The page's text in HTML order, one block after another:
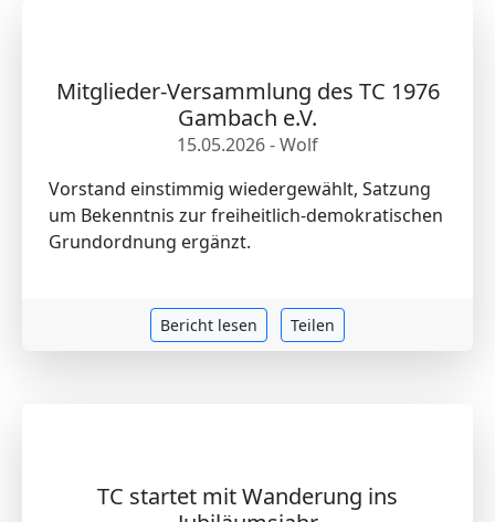
Mitglieder-Versammlung des TC 1976
Gambach e.V.
15.05.2026 - Wolf
Vorstand einstimmig wiedergewählt, Satzung
um Bekenntnis zur freiheitlich-demokratischen
Grundordnung ergänzt.
Bericht lesen Teilen
TC startet mit Wanderung ins